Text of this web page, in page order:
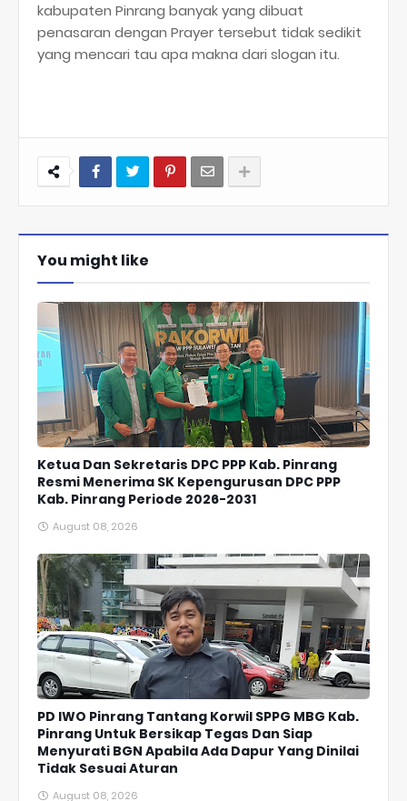
kabupaten Pinrang banyak yang dibuat
penasaran dengan Prayer tersebut tidak sedikit
yang mencari tau apa makna dari slogan itu.
You might like
Ketua Dan Sekretaris DPC PPP Kab. Pinrang
Resmi Menerima SK Kepengurusan DPC PPP
Kab. Pinrang Periode 2026-2031
August 08, 2026
PD IWO Pinrang Tantang Korwil SPPG MBG Kab.
Pinrang Untuk Bersikap Tegas Dan Siap
Menyurati BGN Apabila Ada Dapur Yang Dinilai
Tidak Sesuai Aturan
August 08, 2026